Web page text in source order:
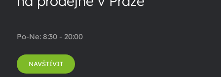
Po-Ne: 8:30 - 20:00
NAVŠTÍVIT